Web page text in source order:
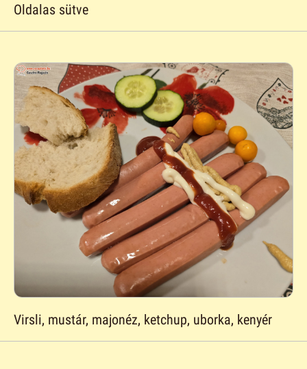
Oldalas sütve
Virsli, mustár, majonéz, ketchup, uborka, kenyér